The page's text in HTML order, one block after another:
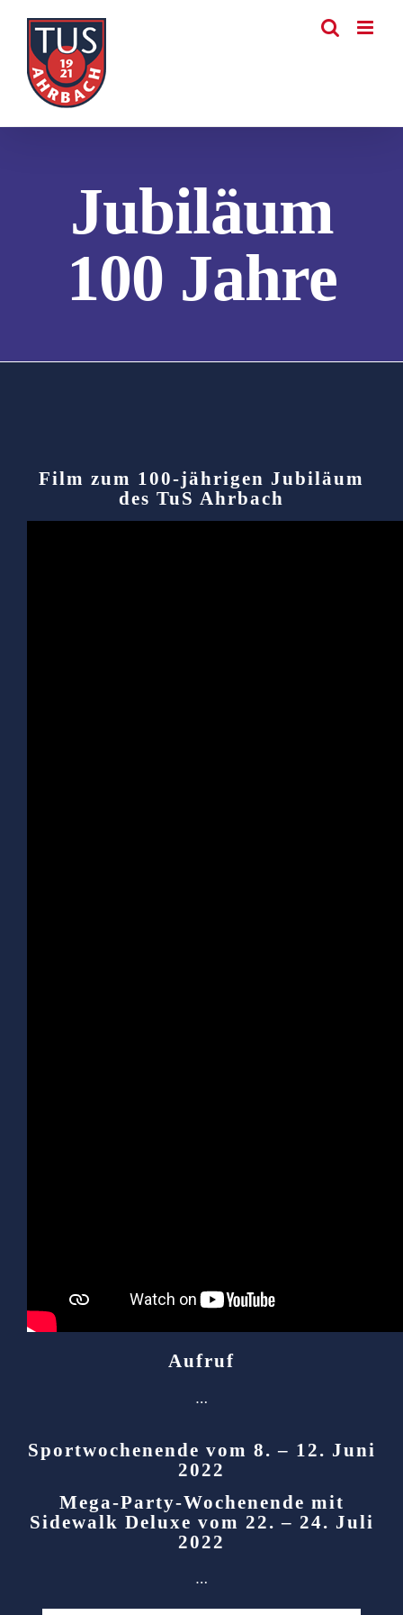
springen
Jubiläum
100 Jahre
Film zum 100-jährigen Jubiläum
des TuS Ahrbach
Aufruf
…
Sportwochenende vom 8. – 12. Juni
2022
Mega-Party-Wochenende mit
Sidewalk Deluxe vom 22. – 24. Juli
2022
…